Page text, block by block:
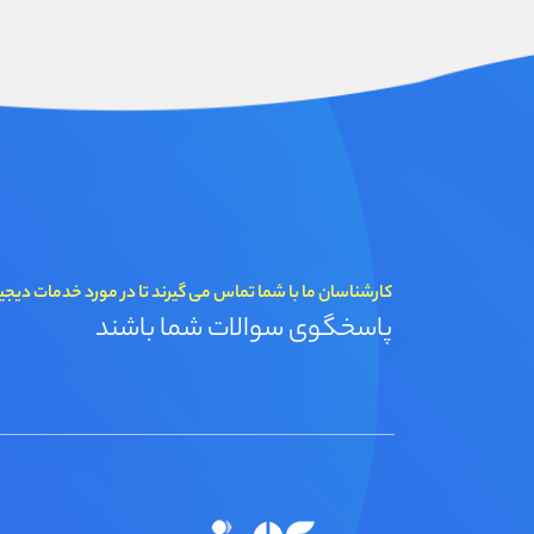
کارشناسان ما با شما تماس می گیرند تا در مورد خدمات
پاسخگوی سوالات شما باشند